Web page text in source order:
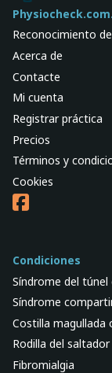
Reconocimiento
Acerca de
Contacte
Mi cuenta
Registrar práctica
Precios
Términos y
Cookies
Condiciones
Síndrome del túnel
Síndrome
Costilla magullada
Rodilla del saltador
Fibromialgia